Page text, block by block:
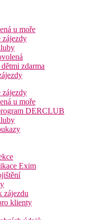
u moře
zájezdy
zdarma
zájezdy
u moře
DERCLUB
Exim
zájezdu
klienty